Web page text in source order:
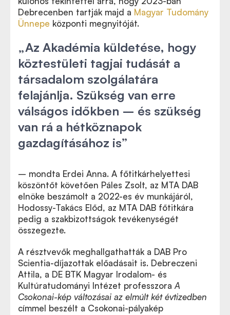
Debrecenben tartják majd a Magyar Tudomány
Ünnepe központi megnyitóját.
„Az Akadémia küldetése, hogy
köztestületi tagjai tudását a
társadalom szolgálatára
felajánlja. Szükség van erre
válságos időkben – és szükség
van rá a hétköznapok
gazdagításához is”
– mondta Erdei Anna. A főtitkárhelyettesi
köszöntőt követően Páles Zsolt, az MTA DAB
elnöke beszámolt a 2022-es év munkájáról,
Hodossy-Takács Előd, az MTA DAB főtitkára
pedig a szakbizottságok tevékenységét
összegezte.
A résztvevők meghallgathatták a DAB Pro
Scientia-díjazottak előadásait is. Debreczeni
Attila, a DE BTK Magyar Irodalom- és
Kultúratudományi Intézet professzora A
Csokonai-kép változásai az elmúlt két évtizedben
címmel beszélt a Csokonai-pályakép